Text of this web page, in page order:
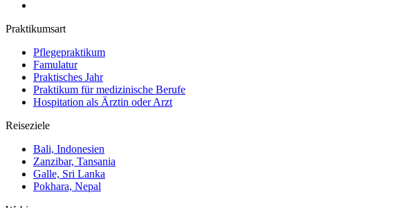
Praktikumsart
Pflegepraktikum
Famulatur
Praktisches Jahr
Praktikum für medizinische Berufe
Hospitation als Ärztin oder Arzt
Reiseziele
Bali, Indonesien
Zanzibar, Tansania
Galle, Sri Lanka
Pokhara, Nepal